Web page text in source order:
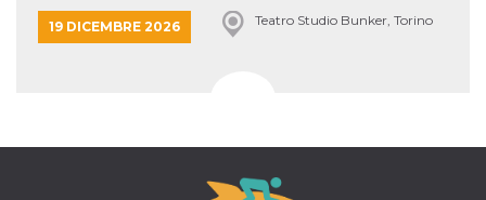
19 DICEMBRE 2026 Teatro Studio Bunker, Torino